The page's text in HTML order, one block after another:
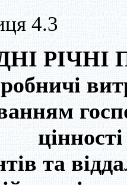
4.3
РІЧНІ
цінності
та